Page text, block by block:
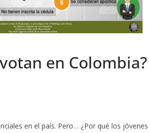
en Colombia?
en el país. Pero… ¿Por qué los